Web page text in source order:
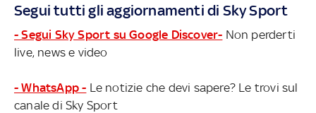
Segui tutti gli aggiornamenti di Sky Sport
- Segui Sky Sport su Google Discover- Non perderti
live, news e video
- WhatsApp - Le notizie che devi sapere? Le trovi sul
canale di Sky Sport